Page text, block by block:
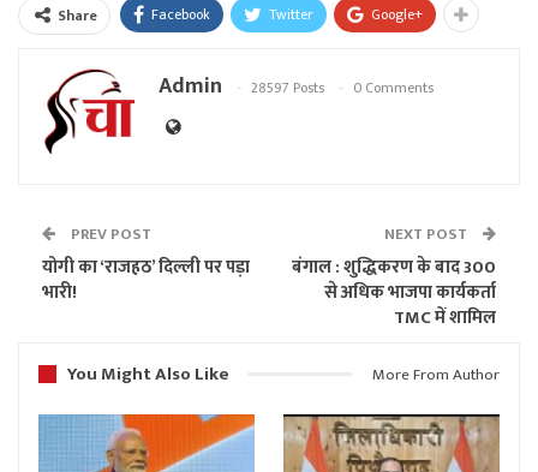
Share Facebook Twitter Google+
Admin 28597 Posts 0 Comments
PREV POST
योगी का ‘राजहठ’ दिल्ली पर पड़ा
भारी!
NEXT POST
बंगाल : शुद्धिकरण के बाद 300
से अधिक भाजपा कार्यकर्ता
TMC में शामिल
You Might Also Like
More From Author